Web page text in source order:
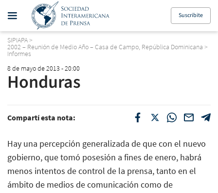
Suscribite
SIPIAPA>
2002 – Reunión de Medio Año – Casa de Campo, República Dominicana >
Informes
8 de mayo de 2013 - 20:00
Honduras
Compartí esta nota:
Hay una percepción generalizada de que con el nuevo
gobierno, que tomó posesión a fines de enero, habrá
menos intentos de control de la prensa, tanto en el
ámbito de medios de comunicación como de